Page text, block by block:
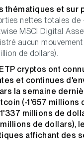
thématiques et sur
nettes totales de
MSCI Digital
aucun
de dollars).
cryptos ont
et continues
la semaine
(-1'657 millions
millions de
millions de dollars),
affichant des